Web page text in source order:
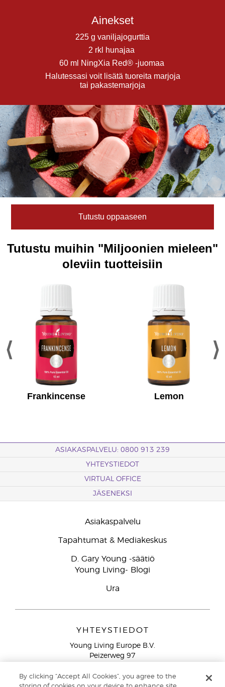
Ainekset
225 g vaniljajogurttia
2 rkl hunajaa
60 ml NingXia Red® -juomaa
Halutessasi voit lisätä tuoreita marjoja
tai pakastemarjoja
Tutustu oppaaseen
Tutustu muihin "Miljoonien mieleen"
oleviin tuotteisiin
Frankincense ​ Lemon
ASIAKASPALVELU: 0800 913 239
YHTEYSTIEDOT
VIRTUAL OFFICE
JÄSENEKSI
Asiakaspalvelu
Tapahtumat & Mediakeskus
D. Gary Young -säätiö
Young Living- Blogi
Ura
YHTEYSTIEDOT
Young Living Europe B.V.
Peizerweg 97
Netherlands
By clicking “Accept All Cookies”, you agree to the